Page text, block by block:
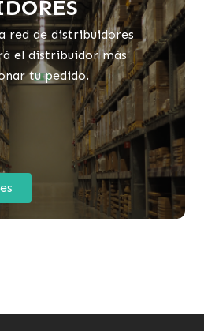
red de distribuidores
el distribuidor más
tu pedido.